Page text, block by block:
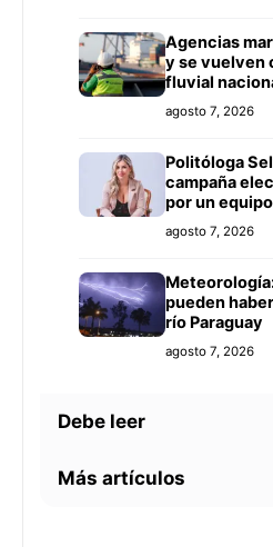
Agencias
y se vuelven
fluvial
agosto 7, 2026
Politóloga
campaña
por un
agosto 7, 2026
pueden
río Paraguay
agosto 7, 2026
Debe leer
Tecnología y
Más artículos